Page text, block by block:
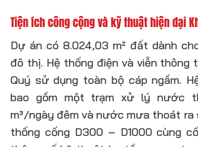
Tiện ích công cộng và kỹ thuật hiện đại
Dự án có 8.024,03 m² đất dành
đô thị. Hệ thống điện và viễn thông
Quý sử dụng toàn bộ cáp ngầm.
bao gồm một trạm xử lý nước
m³/ngày đêm và nước mưa thoát ra
thống cống D300 – D1000 cùng